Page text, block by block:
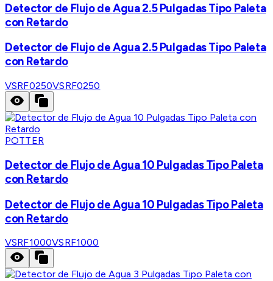
Detector de Flujo de Agua 2.5 Pulgadas Tipo Paleta
con Retardo
Detector de Flujo de Agua 2.5 Pulgadas Tipo Paleta
con Retardo
VSRF0250VSRF0250
POTTER
Detector de Flujo de Agua 10 Pulgadas Tipo Paleta
con Retardo
Detector de Flujo de Agua 10 Pulgadas Tipo Paleta
con Retardo
VSRF1000VSRF1000